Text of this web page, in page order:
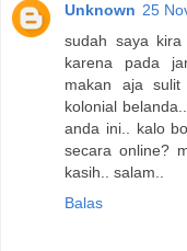
Unknown 25
sudah saya
karena pada
makan aja
kolonial
anda ini.. kalo
secara online?
kasih.. salam..
Balas